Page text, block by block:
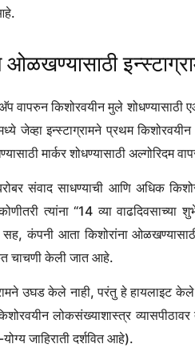
ओळखण्यासाठी
वापरुन किशोरवयीन मुले शोधण्यासाठी
जेव्हा इन्स्टाग्रामने प्रथम
मार्कर शोधण्यासाठी अल्गोरिदम
संवाद साधण्याची आणि अधिक
त्यांना “14 व्या वाढदिवसाच्या
कंपनी आता किशोरांना
चाचणी केली जात आहे.
उघड केले नाही, परंतु हे हायलाइट
लोकसंख्याशास्त्र
जाहिराती दर्शवित आहे).